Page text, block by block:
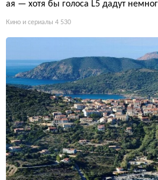
ая — хотя бы голоса L5 дадут
Кино и сериалы 4 530